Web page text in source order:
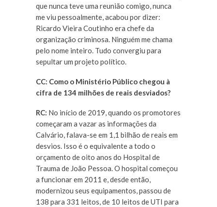
que nunca teve uma reunião comigo, nunca
me viu pessoalmente, acabou por dizer:
Ricardo Vieira Coutinho era chefe da
organização criminosa. Ninguém me chama
pelo nome inteiro. Tudo convergiu para
sepultar um projeto político.
CC: Como o Ministério Público chegou à
cifra de 134 milhões de reais desviados?
RC: No início de 2019, quando os promotores
começaram a vazar as informações da
Calvário, falava-se em 1,1 bilhão de reais em
desvios. Isso é o equivalente a todo o
orçamento de oito anos do Hospital de
Trauma de João Pessoa. O hospital começou
a funcionar em 2011 e, desde então,
modernizou seus equipamentos, passou de
138 para 331 leitos, de 10 leitos de UTI para